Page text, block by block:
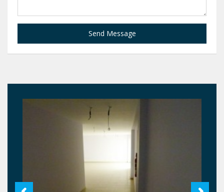
Send Message